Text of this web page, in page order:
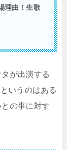
理由！生歌
が出演する
いうのはある
の事に対す